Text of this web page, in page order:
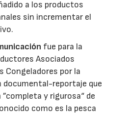
a los productos
sin incrementar el
fue para la
Asociados
Congeladores por la
documental-reportaje que
y rigurosa“ de
como es la pesca